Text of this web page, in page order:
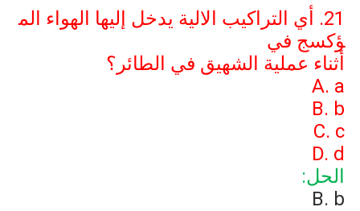
21. أي التراكيب الالية يدخل إليها الهواء الم
ؤكسج في
أثناء عملية الشهيق في الطائر؟
A. a
B. b
C. c
D. d
الحل:
B. b